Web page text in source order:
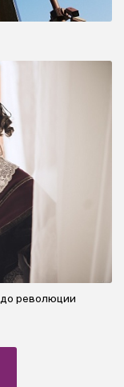
революции